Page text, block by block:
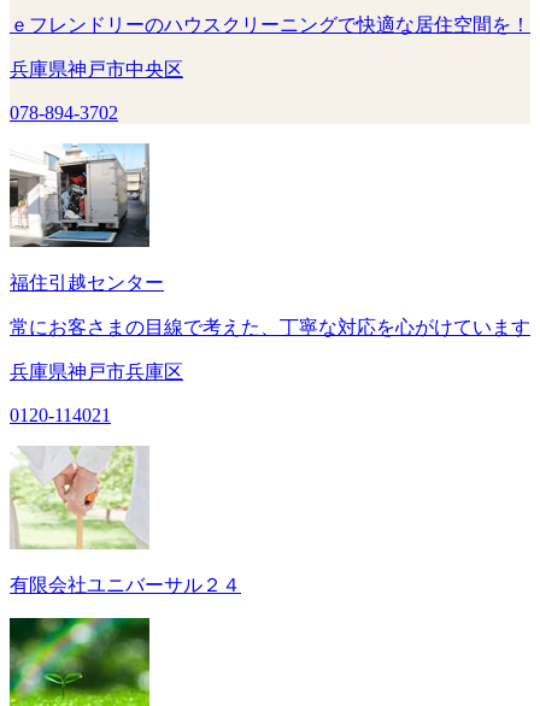
ｅフレンドリーのハウスクリーニングで快適な居住空間を！
兵庫県神戸市中央区
078-894-3702
福住引越センター
常にお客さまの目線で考えた、丁寧な対応を心がけています
兵庫県神戸市兵庫区
0120-114021
有限会社ユニバーサル２４